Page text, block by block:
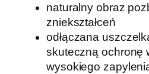
naturalny obraz
zniekształceń
odłączana
skuteczną ochronę
wysokiego